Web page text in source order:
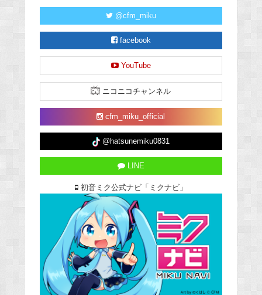
@cfm_miku
facebook
YouTube
ニコニコチャンネル
cfm_miku_official
@hatsunemiku0831
LINE
初音ミク公式ナビ「ミクナビ」